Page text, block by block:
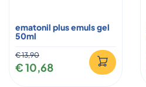
ematonil plus emuls gel
50ml
€ 13,90
€ 10,68